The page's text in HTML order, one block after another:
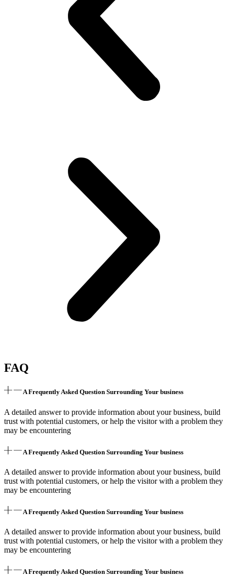
FAQ
A Frequently Asked Question Surrounding Your business
A detailed answer to provide information about your business, build
trust with potential customers, or help the visitor with a problem they
may be encountering
A Frequently Asked Question Surrounding Your business
A detailed answer to provide information about your business, build
trust with potential customers, or help the visitor with a problem they
may be encountering
A Frequently Asked Question Surrounding Your business
A detailed answer to provide information about your business, build
trust with potential customers, or help the visitor with a problem they
may be encountering
A Frequently Asked Question Surrounding Your business